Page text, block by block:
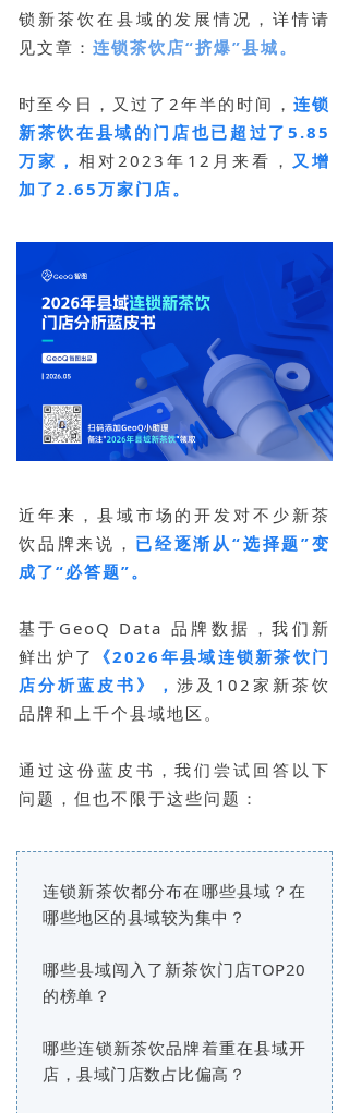
锁新茶饮在县域的发展情况，详情请
见文章： 连锁茶饮店“挤爆”县城。
时至今日，又过了2年半的时间， 连锁
新茶饮在县域的门店也已超过了5.85
万家， 相对2023年12月来看， 又增
加了2.65万家门店。
近年来，县域市场的开发对不少新茶
饮品牌来说， 已经逐渐从“选择题”变
成了“必答题”。
基于GeoQ Data 品牌数据，我们新
鲜出炉了 《2026年县域连锁新茶饮门
店分析蓝皮书》， 涉及102家新茶饮
品牌和上千个县域地区。
通过这份蓝皮书，我们尝试回答以下
问题，但也不限于这些问题：
连锁新茶饮都分布在哪些县域？在
哪些地区的县域较为集中？
哪些县域闯入了新茶饮门店TOP20
的榜单？
哪些连锁新茶饮品牌着重在县域开
店，县域门店数占比偏高？